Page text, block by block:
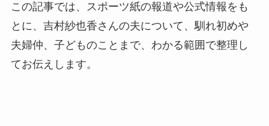
この記事では、スポーツ紙の報道や公式情報をも
とに、吉村紗也香さんの夫について、馴れ初めや
夫婦仲、子どものことまで、わかる範囲で整理し
てお伝えします。